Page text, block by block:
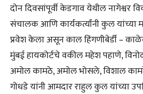
दोन दिवसांपूर्वी केडगाव येथील नागेश्वर
संचालक आणि कार्यकर्त्यांनी कुल यांच्या
प्रवेश केला असून काल हिंगणीबेर्डी –
मुंबई हायकोर्टचे वकील महेश पहाणे,
अमोल कामठे, अमोल भोसले, विशाल
गोधडे यांनी आमदार राहुल कुल यांच्या